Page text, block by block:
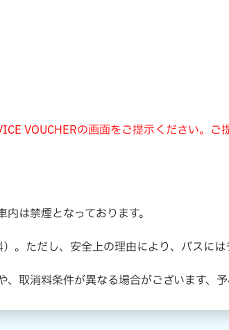
VOUCHERの画面をご提示ください。ご
は禁煙となっております。
。ただし、安全上の理由により、バスに
取消料条件が異なる場合がございます、予